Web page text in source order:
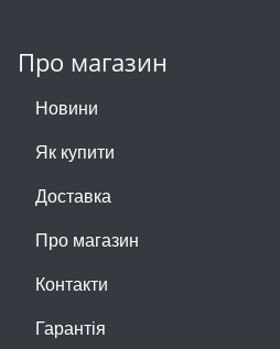
Про магазин
Новини
Як купити
Доставка
Про магазин
Контакти
Гарантія